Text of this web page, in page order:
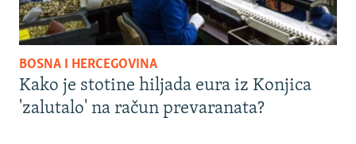
BOSNA I HERCEGOVINA
Kako je stotine hiljada eura iz Konjica
'zalutalo' na račun prevaranata?